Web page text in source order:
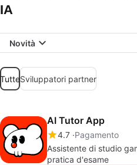
IA
Novità
TutteSviluppatori partner
AI Tutor App
4.7 Pagamento
Assistente di studio
pratica d'esame